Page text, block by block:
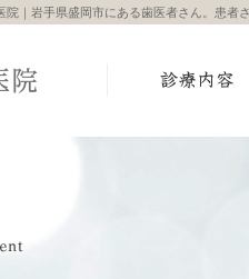
院｜岩手県盛岡市にある歯医者さん。患